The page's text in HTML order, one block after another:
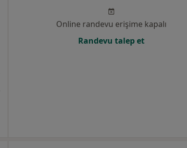
Online randevu erişime kapalı
Randevu talep et